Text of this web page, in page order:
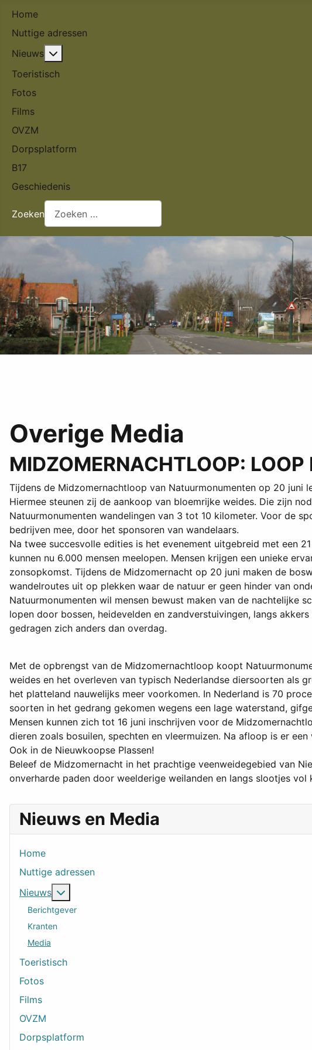
Home
Nuttige adressen
Nieuws
Toeristisch
Fotos
Films
OVZM
Dorpsplatform
B17
Geschiedenis
Zoeken
Nieuws en Media
Home
Nuttige adressen
Nieuws
Berichtgever
Kranten
Media
Toeristisch
Fotos
Films
OVZM
Dorpsplatform
Overige Media
MIDZOMERNACHTLOOP:
Tijdens de Midzomernachtloop van Natuurmonumenten op 20
Hiermee steunen zij de aankoop van bloemrijke weides. Die zijn
Natuurmonumenten wandelingen van 3 tot 10 kilometer. Voor de
bedrijven mee, door het sponsoren van wandelaars.
Na twee succesvolle edities is het evenement uitgebreid met een
kunnen nu 6.000 mensen meelopen. Mensen krijgen een unieke
zonsopkomst. Tijdens de Midzomernacht op 20 juni maken de
wandelroutes uit op plekken waar de natuur er geen hinder van
Natuurmonumenten wil mensen bewust maken van de nachtelijke
lopen door bossen, heidevelden en zandverstuivingen, langs
gedragen zich anders dan overdag.
Met de opbrengst van de Midzomernachtloop koopt
weides en het overleven van typisch Nederlandse diersoorten als
het platteland nauwelijks meer voorkomen. In Nederland is 70
soorten in het gedrang gekomen wegens een lage waterstand,
Mensen kunnen zich tot 16 juni inschrijven voor de
dieren zoals bosuilen, spechten en vleermuizen. Na afloop is er
Ook in de Nieuwkoopse Plassen!
Beleef de Midzomernacht in het prachtige veenweidegebied van
onverharde paden door weelderige weilanden en langs slootjes